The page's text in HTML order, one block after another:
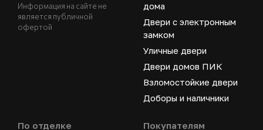
Информация на сайте не
является публичной
офертой
дома
Двери с электронным
замком
Уличные двери
Двери домов ПИК
Взломостойкие двери
Доборы и наличники
По отделке Покупателям